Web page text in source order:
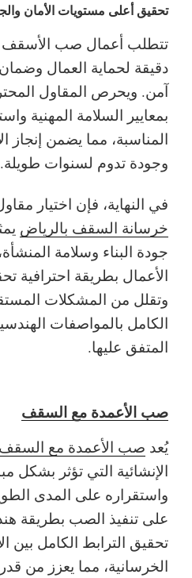
تحقيق أعلى مستويات الأمان
تتطلب أعمال صب الأسقف
دقيقة لحماية العمال
آمن. ويحرص المقاول
بمعايير السلامة المهنية
المناسبة، مما يضمن إنجاز
وجودة تدوم لسنوات طويلة.
في النهاية، فإن اختيار
خرسانة السقف بالرياض
جودة البناء وسلامة
الأعمال بطريقة احترافية
وتقلل من المشكلات
الكامل بالمواصفات
المتفق عليها.
صب الأعمدة مع السقف
يُعد صب الأعمدة مع السقف
الإنشائية التي تؤثر بشكل
واستقراره على المدى
على تنفيذ الصب بطريقة
تحقيق الترابط الكامل بين
الخرسانية، مما يعزز من